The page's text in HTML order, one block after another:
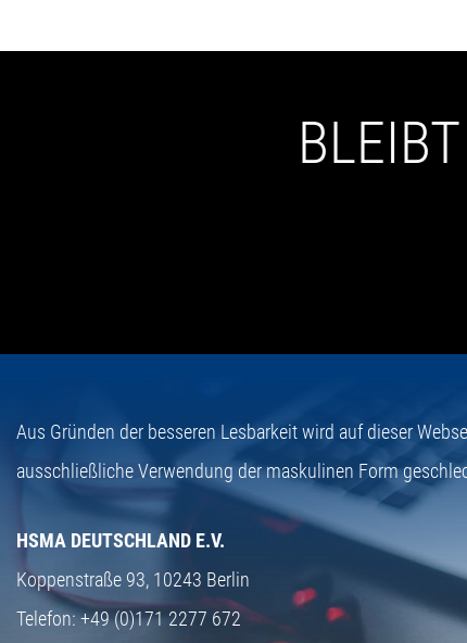
Aus Gründen der besseren Lesbarkeit wird auf dieser
ausschließliche Verwendung der maskulinen Form
HSMA DEUTSCHLAND E.V.
Koppenstraße 93, 10243 Berlin
Telefon:+49 (0)171 2277 672